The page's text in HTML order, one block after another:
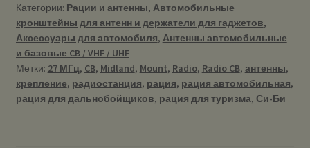
Крепление
(основание)
для
врезных
антенн
Категории: Рации и антенны, Автомобильные
кронштейны для антенн и держатели для гаджетов,
Аксессуары для автомобиля, Антенны автомобильные
и базовые CB / VHF / UHF
Метки: 27 МГц, CB, Midland, Mount, Radio, Radio CB, антенны,
крепление, радиостанция, рация, рация автомобильная,
рация для дальнобойщиков, рация для туризма, Си-Би